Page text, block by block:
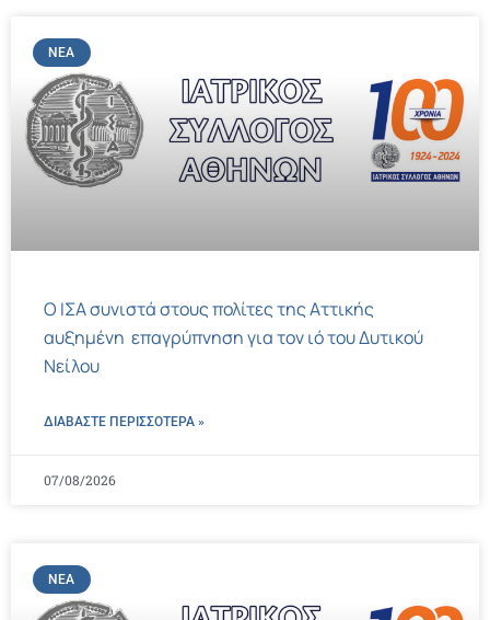
ΝΈΑ
Ο ΙΣΑ συνιστά στους πολίτες της Αττικής
αυξημένη επαγρύπνηση για τον ιό του Δυτικού
Νείλου
ΔΙΑΒΑΣΤΕ ΠΕΡΙΣΣΌΤΕΡΑ »
07/08/2026
ΝΈΑ